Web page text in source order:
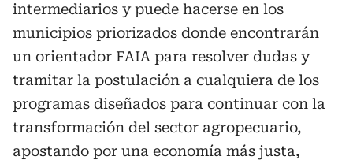
intermediarios y puede hacerse en los
municipios priorizados donde encontrarán
un orientador FAIA para resolver dudas y
tramitar la postulación a cualquiera de los
programas diseñados para continuar con la
transformación del sector agropecuario,
apostando por una economía más justa,